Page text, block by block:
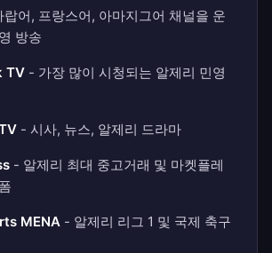
랍어, 프랑스어, 아마지그어 채널을 운
방송
TV - 가장 많이 시청되는 알제리 민영
- 시사, 뉴스, 알제리 드라마
- 알제리 최대 중고거래 및 마켓플레
MENA - 알제리 리그 1 및 국제 축구